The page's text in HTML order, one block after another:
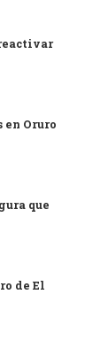
en Oruro
que
de El